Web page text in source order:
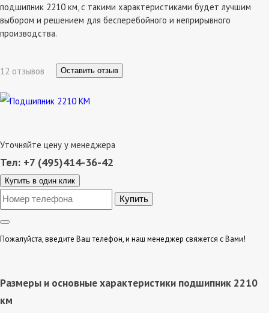
подшипник 2210 км, с такими характеристиками будет лучшим
выбором и решением для бесперебойного и неприрывного
производства.
12 отзывов Оставить отзыв
Уточняйте цену у менеджера
Тел: +7 (495)414-36-42
Купить в один клик
Пожалуйста, введите Ваш телефон, и наш менеджер свяжется с Вами!
Размеры и основные характеристики подшипник 2210
км